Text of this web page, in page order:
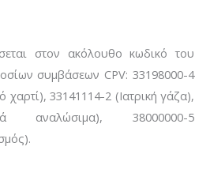
στον ακόλουθο κωδικό του
συμβάσεων CPV: 33198000-4
33141114-2 (Ιατρική γάζα),
αναλώσιμα), 38000000-5